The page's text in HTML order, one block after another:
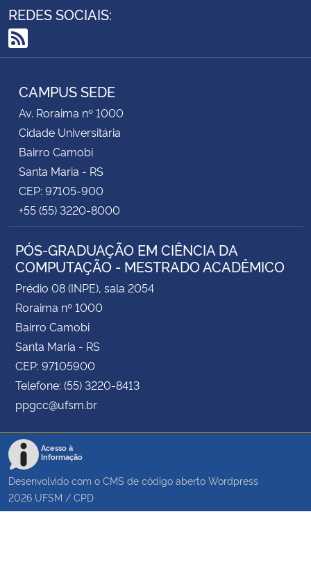
REDES SOCIAIS:
RSS
CAMPUS SEDE
Av. Roraima nº 1000
Cidade Universitária
Bairro Camobi
Santa Maria - RS
CEP: 97105-900
+55 (55) 3220-8000
PÓS-GRADUAÇÃO EM CIÊNCIA DA
COMPUTAÇÃO - MESTRADO ACADÊMICO
Prédio 08 (INPE), sala 2054
Roraima nº 1000
Bairro Camobi
Santa Maria - RS
CEP: 97105900
Telefone: (55) 3220-8413
ppgcc@ufsm.br
Acesso à
Informação
Desenvolvido com o CMS de código aberto Wordpress
2026 UFSM / CPD